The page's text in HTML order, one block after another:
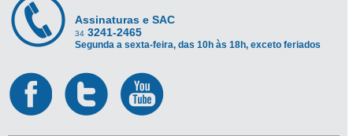
Assinaturas e SAC
34 3241-2465
Segunda a sexta-feira, das 10h às 18h, exceto feriados